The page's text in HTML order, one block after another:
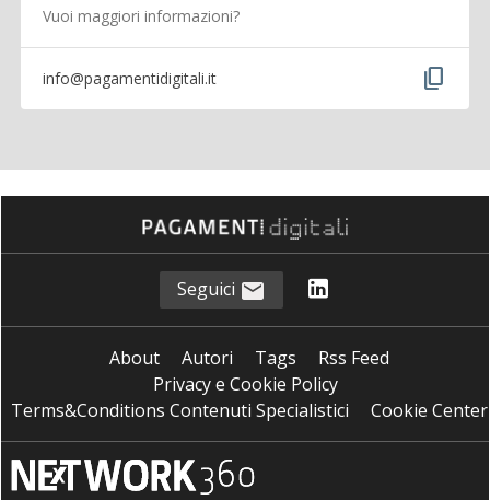
Vuoi maggiori informazioni?
info@pagamentidigitali.it content_copy
Seguici
About Autori Tags
Rss Feed
Privacy e Cookie Policy
Terms&Conditions Contenuti Specialistici
Cookie Center